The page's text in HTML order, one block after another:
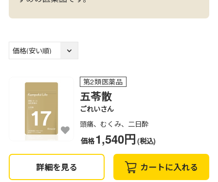
第2類医薬品
五苓散
ごれいさん
頭痛、むくみ、二日酔
価格1,540円 (税込)
詳細を見る カートに入れる